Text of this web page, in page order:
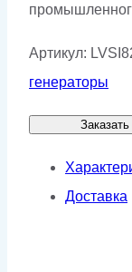
Артикул:
генераторы
Заказать
Доставка